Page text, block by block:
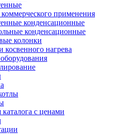
применения
конденсационные
конденсационные
колонки
косвенного нагрева
с ценами